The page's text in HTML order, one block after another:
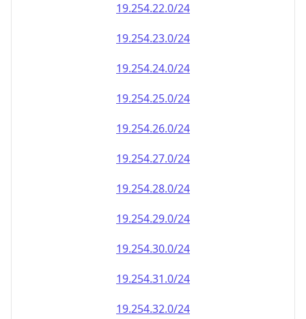
19.254.22.0/24
19.254.23.0/24
19.254.24.0/24
19.254.25.0/24
19.254.26.0/24
19.254.27.0/24
19.254.28.0/24
19.254.29.0/24
19.254.30.0/24
19.254.31.0/24
19.254.32.0/24